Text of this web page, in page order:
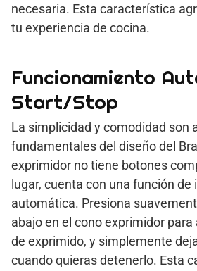
necesaria. Esta característica
tu experiencia de cocina.
Funcionamiento
Start/Stop
La simplicidad y comodidad son
fundamentales del diseño del
exprimidor no tiene botones
lugar, cuenta con una función de
automática. Presiona
abajo en el cono exprimidor
de exprimido, y simplemente
cuando quieras detenerlo. Esta